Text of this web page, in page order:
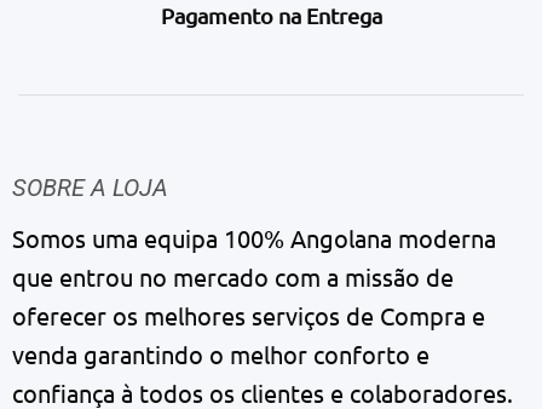
Pagamento na Entrega
SOBRE A LOJA
Somos uma equipa 100% Angolana moderna
que entrou no mercado com a missão de
oferecer os melhores serviços de Compra e
venda garantindo o melhor conforto e
confiança à todos os clientes e colaboradores.